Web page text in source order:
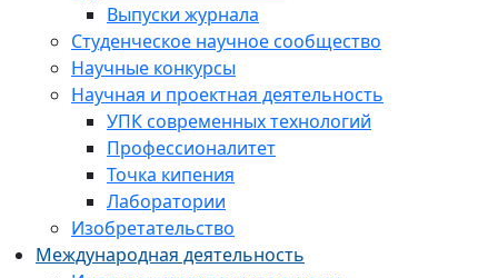
Выпуски журнала
Студенческое научное сообщество
Научные конкурсы
Научная и проектная деятельность
УПК современных технологий
Профессионалитет
Точка кипения
Лаборатории
Изобретательство
Международная деятельность